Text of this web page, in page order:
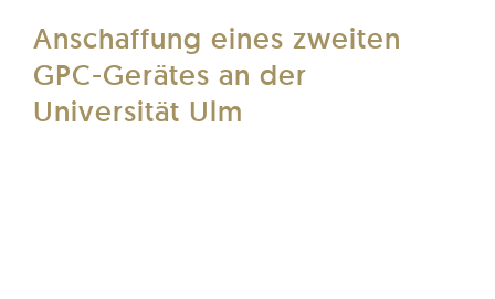
Anschaffung eines zweiten
GPC-Gerätes an der
Universität Ulm